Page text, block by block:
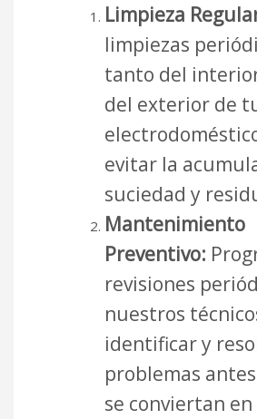
Limpieza
limpiezas
tanto del
del exterior de
evitar la
suciedad y
Mantenimiento
Preventivo:
revisiones
nuestros
identificar y
problemas
se conviertan en